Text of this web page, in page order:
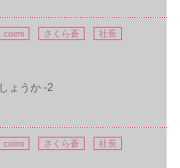
coimi さくら蒼
社長
ょうか -2
coimi さくら蒼
社長